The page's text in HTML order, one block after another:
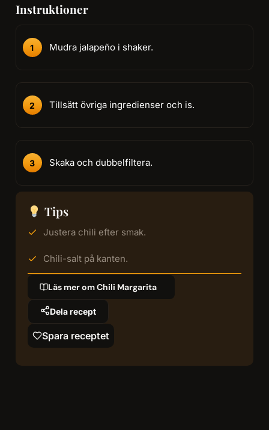
Instruktioner
Mudra jalapeño i shaker.
Tillsätt övriga ingredienser och is.
Skaka och dubbelfiltera.
Tips
Justera chili efter smak.
Chili-salt på kanten.
Läs mer om Chili Margarita
Dela recept
Spara receptet